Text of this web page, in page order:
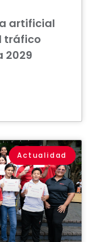
artificial
tráfico
2029
Actualidad